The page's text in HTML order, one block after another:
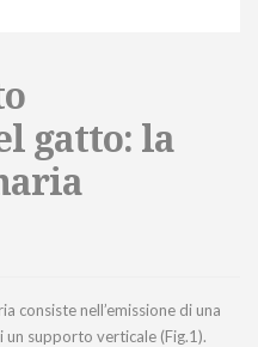
gatto: la
consiste nell’emissione di una
supporto verticale (Fig.1).